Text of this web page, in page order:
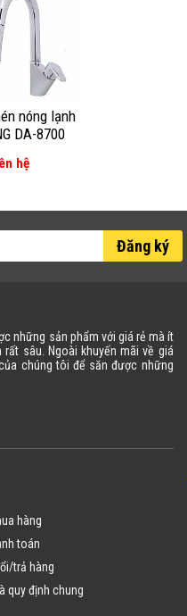
nóng lạnh
DA-8700
hệ
Đăng ký
những sản phẩm với giá rẻ mà ít
sâu. Ngoài khuyến mãi về giá
chúng tôi để săn được những
hàng
toán
trả hàng
quy định chung